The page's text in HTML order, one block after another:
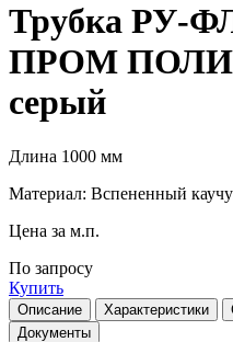
Трубка РУ-
ПРОМ
серый
Длина 1000 мм
Материал: Вспененный
Цена за м.п.
По запросу
Купить
Описание Характеристики
Документы